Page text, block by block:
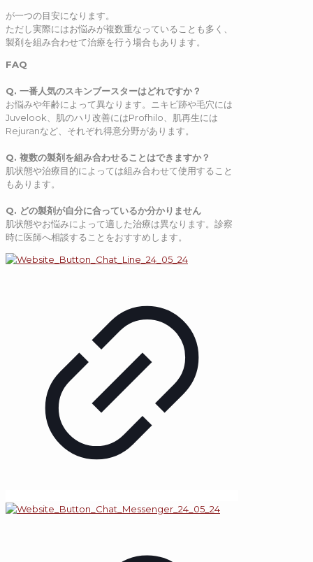
が一つの目安になります。
ただし実際にはお悩みが複数重なっていることも多く、
製剤を組み合わせて治療を行う場合もあります。
FAQ
Q. 一番人気のスキンブースターはどれですか？
お悩みや年齢によって異なります。ニキビ跡や毛穴には
Juvelook、肌のハリ改善にはProfhilo、肌再生には
Rejuranなど、それぞれ得意分野があります。
Q. 複数の製剤を組み合わせることはできますか？
肌状態や治療目的によっては組み合わせて使用すること
もあります。
Q. どの製剤が自分に合っているか分かりません
肌状態やお悩みによって適した治療は異なります。診察
時に医師へ相談することをおすすめします。